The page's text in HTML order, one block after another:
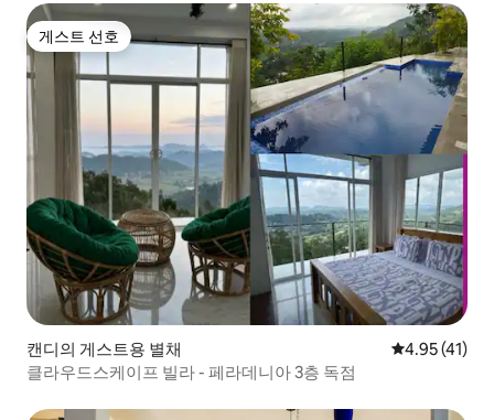
게스트 선호
게스트 선호
캔디의 게스트용 별채 평점 4.95점
4.95 (41)
클라우드스케이프 빌라 - 페라데니아 3층 독점